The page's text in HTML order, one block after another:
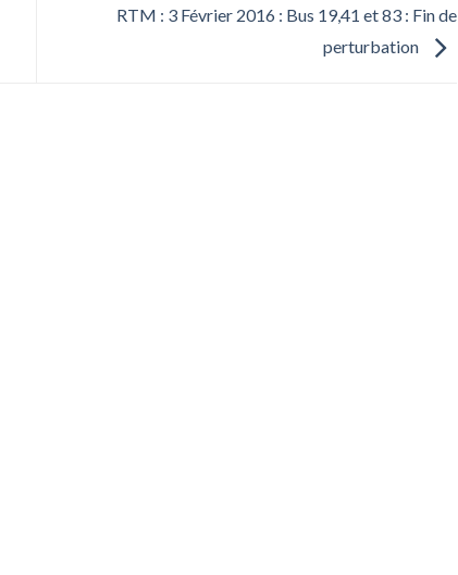
RTM : 3 Février 2016 : Bus 19,41 et 83 : Fin de
perturbation